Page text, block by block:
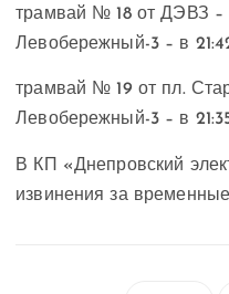
трамвай № 18 от ДЭВЗ –
Левобережный-3 – в
трамвай № 19 от пл.
Левобережный-3 – в
В КП «Днепровский
извинения за